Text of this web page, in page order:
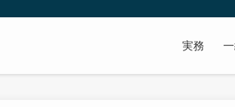
実務